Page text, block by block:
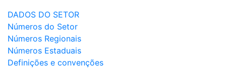
DADOS DO SETOR
Números do Setor
Números Regionais
Números Estaduais
Definições e convenções